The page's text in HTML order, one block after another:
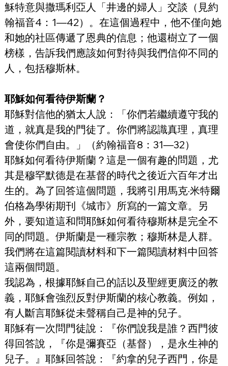
穌特意與撒瑪利亞人「井邊的婦人」交談（見約
翰福音4：1—42）。在這個過程中，他不僅向她
和她的社區傳遞了恩典的信息；他還樹立了一個
榜樣，告訴我們應該如何對待與我們信仰不同的
人，包括穆斯林。
耶穌如何看待伊斯蘭？
耶穌對信他的猶太人說：「你們若繼續遵守我的
道，就真是我的門徒了。你們將認識真理，真理
會使你們自由。」（約翰福音8：31—32）
耶穌如何看待伊斯蘭？這是一個有趣的問題，尤
其是穆罕默德是在基督的時代之後近六百年才出
生的。為了回答這個問題，我將引用馬克·米特爾
伯格為學術期刊《城市》所寫的一篇文章。另
外，要知道這和問耶穌如何看待穆斯林是完全不
同的問題。伊斯蘭是一種宗教；穆斯林是人群。
我們將在這篇閱讀材料和下一篇閱讀材料中回答
這兩個問題。
我認為，根據耶穌自己的話以及聖經更廣泛的教
義，耶穌會強烈反對伊斯蘭的核心教義。例如，
有人斷言耶穌從未聲稱自己是神的兒子。
耶穌有一次問門徒說：『你們說我是誰？西門彼
得回答說，『你是彌賽亞（基督），是永生神的
兒子。』耶穌回答說：『約拿的兒子西門，你是